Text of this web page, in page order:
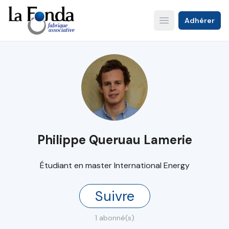
Aller
au
contenu
principal
Open main menu
Adhérer
Philippe Queruau Lamerie
Étudiant en master International Energy
Suivre
1 abonné(s)